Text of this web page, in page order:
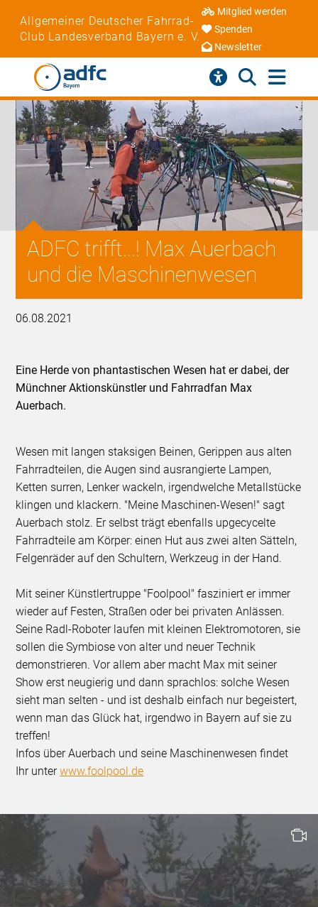
Allgemeiner Deutscher Fahrrad-
Club Landesverband Bayern e. V.
Mitglied werden
Spenden
Newsletter
ADFC trifft...! Max Auerbach
und die Maschinenwesen
06.08.2021
Eine Herde von phantastischen Wesen hat er dabei, der
Münchner Aktionskünstler und Fahrradfan Max
Auerbach.
Wesen mit langen staksigen Beinen, Gerippen aus alten
Fahrradteilen, die Augen sind ausrangierte Lampen,
Ketten surren, Lenker wackeln, irgendwelche Metallstücke
klingen und klackern. "Meine Maschinen-Wesen!" sagt
Auerbach stolz. Er selbst trägt ebenfalls upgecycelte
Fahrradteile am Körper: einen Hut aus zwei alten Sätteln,
Felgenräder auf den Schultern, Werkzeug in der Hand.
Mit seiner Künstlertruppe "Foolpool" fasziniert er immer
wieder auf Festen, Straßen oder bei privaten Anlässen.
Seine Radl-Roboter laufen mit kleinen Elektromotoren, sie
sollen die Symbiose von alter und neuer Technik
demonstrieren. Vor allem aber macht Max mit seiner
Show erst neugierig und dann sprachlos: solche Wesen
sieht man selten - und ist deshalb einfach nur begeistert,
wenn man das Glück hat, irgendwo in Bayern auf sie zu
treffen!
Infos über Auerbach und seine Maschinenwesen findet
Ihr unterwww.foolpool.de